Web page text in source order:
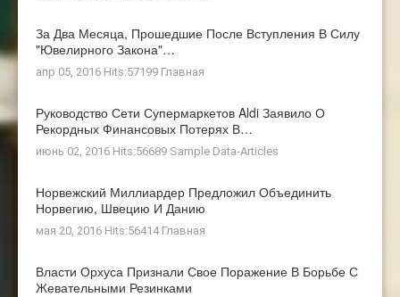
За Два Месяца, Прошедшие После Вступления В Силу
"ювелирного Закона"…
апр 05, 2016 Hits:57199 Главная
Руководство Сети Супермаркетов Aldi Заявило О
Рекордных Финансовых Потерях В…
июнь 02, 2016 Hits:56689 Sample Data-Articles
Норвежский Миллиардер Предложил Объединить
Норвегию, Швецию И Данию
мая 20, 2016 Hits:56414 Главная
Власти Орхуса Признали Свое Поражение В Борьбе С
Жевательными Резинками